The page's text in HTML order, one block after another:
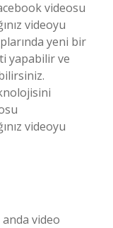
videosu
videoyu
yeni bir
yapabilir ve
videoyu
anda video